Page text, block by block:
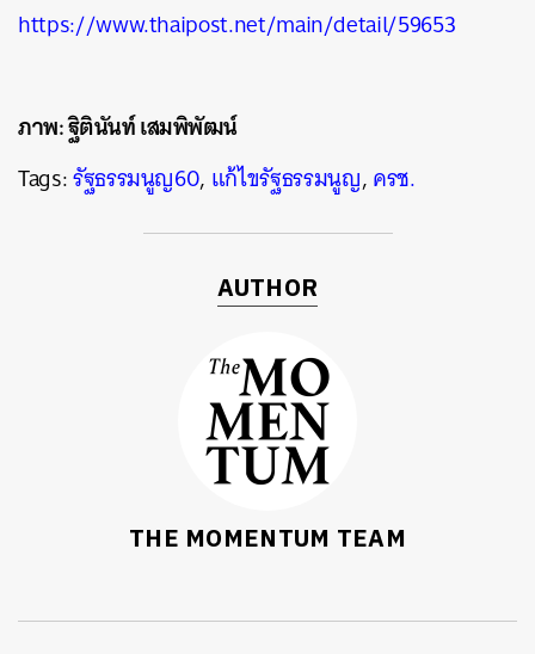
https://www.thaipost.net/main/detail/59653
ภาพ: ฐิตินันท์ เสมพิพัฒน์
Tags:รัฐธรรมนูญ60, แก้ไขรัฐธรรมนูญ,ครช.
AUTHOR
THE MOMENTUM TEAM